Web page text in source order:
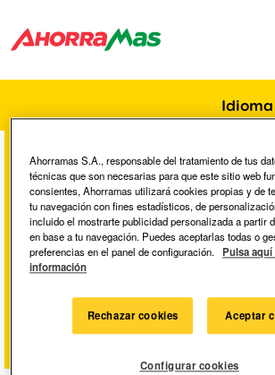
Idioma
Buscar por palabra clave
Buscar por ubicación
Ahorramas S.A., responsable del tratamiento de tus
técnicas que son necesarias para que este sitio web
consientes, Ahorramas utilizará cookies propias y de
tu navegación con fines estadísticos, de
incluido el mostrarte publicidad personalizada a partir
en base a tu navegación. Puedes aceptarlas todas o
preferencias en el panel de configuración. Pulsa aquí
información
Rechazar cookies Aceptar
Configurar cookies